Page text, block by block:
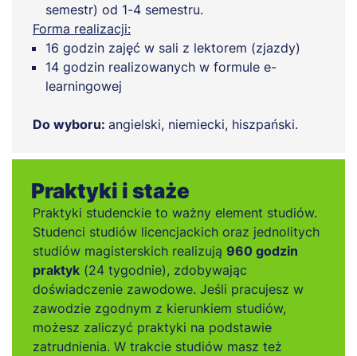
semestr) od 1-4 semestru.
Forma realizacji:
16 godzin zajęć w sali z lektorem (zjazdy)
14 godzin realizowanych w formule e-
learningowej
Do wyboru: angielski, niemiecki, hiszpański.
Praktyki i staże
Praktyki studenckie to ważny element studiów.
Studenci studiów licencjackich oraz jednolitych
studiów magisterskich realizują 960 godzin
praktyk (24 tygodnie), zdobywając
doświadczenie zawodowe. Jeśli pracujesz w
zawodzie zgodnym z kierunkiem studiów,
możesz zaliczyć praktyki na podstawie
zatrudnienia. W trakcie studiów masz też